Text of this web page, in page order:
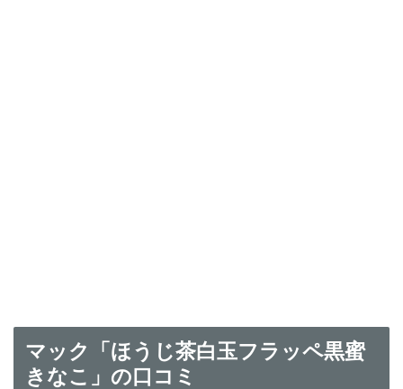
マック「ほうじ茶白玉フラッペ黒蜜
きなこ」の口コミ